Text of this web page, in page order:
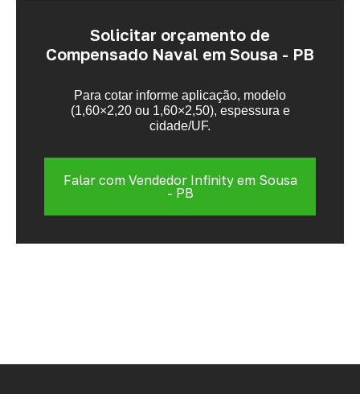
Solicitar orçamento de
Compensado Naval em Sousa - PB
Para cotar informe aplicação, modelo
(1,60×2,20 ou 1,60×2,50), espessura e
cidade/UF.
Falar com Vendedor Infinity em Sousa
- PB